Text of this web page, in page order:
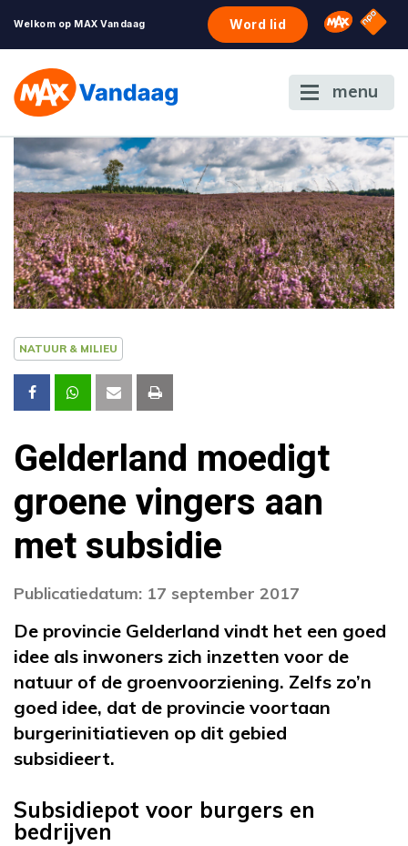
Welkom op MAX Vandaag Word lid Omroep
NPO
menu
NATUUR & MILIEU
Gelderland moedigt
groene vingers aan
met subsidie
Publicatiedatum: 17 september 2017
De provincie Gelderland vindt het een goed
idee als inwoners zich inzetten voor de
natuur of de groenvoorziening. Zelfs zo’n
goed idee, dat de provincie voortaan
burgerinitiatieven op dit gebied
subsidieert.
Subsidiepot voor burgers en
bedrijven